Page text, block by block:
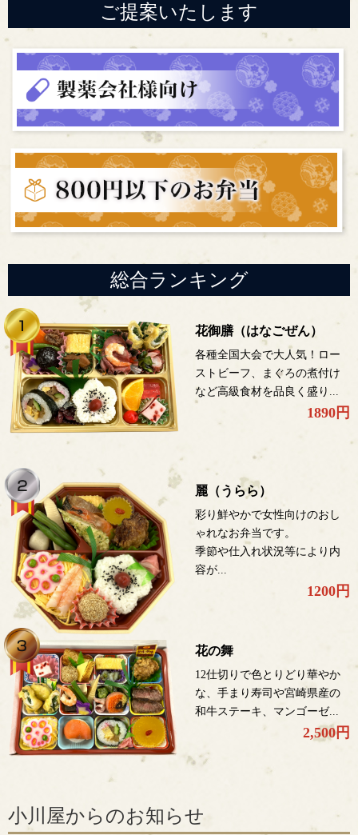
ご提案いたします
総合ランキング
花御膳（はなごぜん）
各種全国大会で大人気！ロー
ストビーフ、まぐろの煮付け
など高級食材を品良く盛り...
1890円
麗（うらら）
彩り鮮やかで女性向けのおし
ゃれなお弁当です。
季節や仕入れ状況等により内
容が...
1200円
花の舞
12仕切りで色とりどり華やか
な、手まり寿司や宮崎県産の
和牛ステーキ、マンゴーゼ...
2,500円
小川屋からのお知らせ